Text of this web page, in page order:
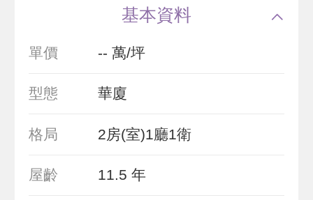
基本資料
單價 -- 萬/坪
型態 華廈
格局 2房(室)1廳1衛
屋齡 11.5 年